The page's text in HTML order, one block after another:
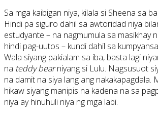
Sa mga kaibigan niya, kilala si Sheena sa
Hindi pa siguro dahil sa awtoridad niya
estudyante – na nagmumula sa masikhay
hindi pag-uutos – kundi dahil sa
Wala siyang pakialam sa iba, basta lagi
na teddy bearniyang si Lulu. Nagsusuot
na damit na siya lang ang nakakapagdala.
hikaw siyang manipis na kadena na sa
niya ay hinuhuli niya ng mga labi.